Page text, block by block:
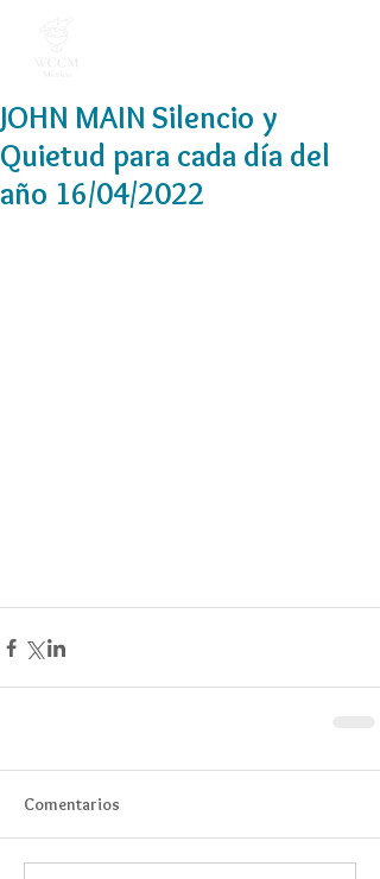
JOHN MAIN Silencio y
Quietud para cada día del
año 16/04/2022
Comentarios